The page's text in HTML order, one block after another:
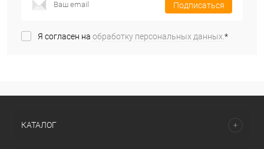
Подписаться
Я согласен на обработку персональных данных.*
КАТАЛОГ